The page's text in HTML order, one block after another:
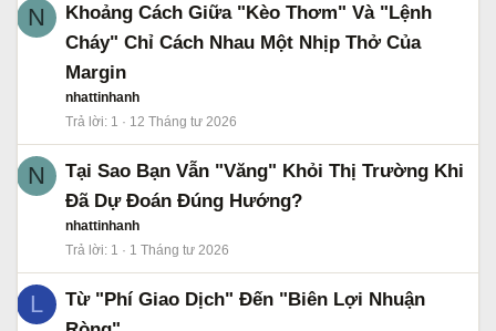
N
Khoảng Cách Giữa "Kèo Thơm" Và "Lệnh
Cháy" Chỉ Cách Nhau Một Nhịp Thở Của
Margin
nhattinhanh
Trả lời 1 12 Tháng tư 2026
N
Tại Sao Bạn Vẫn "Văng" Khỏi Thị Trường Khi
Đã Dự Đoán Đúng Hướng?
nhattinhanh
Trả lời 1 1 Tháng tư 2026
L
Từ "Phí Giao Dịch" Đến "Biên Lợi Nhuận